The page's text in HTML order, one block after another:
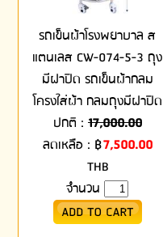
รถเข็นผ้าโรงพยาบาล ส
แตนเลส CW-074-5-3 ถุง
มีฝาปิด รถเข็นผ้ากลม
โครงใส่ผ้า กลมถุงมีฝาปิด
ปกติ : 17,000.00
ลดเหลือ : ฿7,500.00
THB
จำนวน